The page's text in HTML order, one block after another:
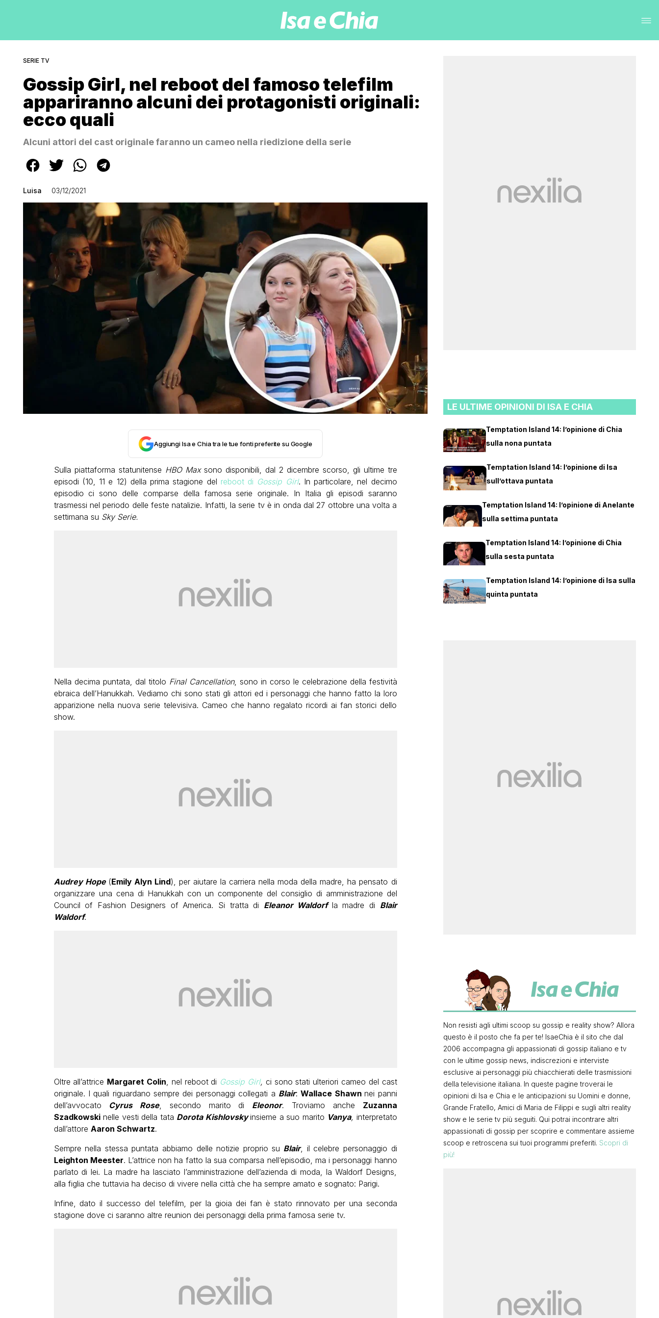
SERIE TV
Gossip Girl, nel reboot del famoso telefilm
appariranno alcuni dei protagonisti originali:
ecco quali
Alcuni attori del cast originale faranno un cameo nella riedizione della serie
Luisa 03/12/2021
Aggiungi Isa e Chia tra le tue fonti preferite su Google
Sulla piattaforma statunitense HBO Maxsono disponibili, dal 2 dicembre scorso, gli ultime tre
episodi (10, 11 e 12) della prima stagione del reboot di Gossip Girl. In particolare, nel decimo
episodio ci sono delle comparse della famosa serie originale. In Italia gli episodi saranno
trasmessi nel periodo delle feste natalizie. Infatti, la serie tv è in onda dal 27 ottobre una volta a
settimana su Sky Serie.
Nella decima puntata, dal titolo Final Cancellation, sono in corso le celebrazione della festività
ebraica dell’Hanukkah. Vediamo chi sono stati gli attori ed i personaggi che hanno fatto la loro
apparizione nella nuova serie televisiva. Cameo che hanno regalato ricordi ai fan storici dello
show.
Audrey Hope (Emily Alyn Lind), per aiutare la carriera nella moda della madre, ha pensato di
organizzare una cena di Hanukkah con un componente del consiglio di amministrazione del
Council of Fashion Designers of America. Si tratta di Eleanor Waldorf la madre di Blair
Waldorf.
Oltre all’attrice Margaret Colin, nel reboot di Gossip Girl, ci sono stati ulteriori cameo del cast
originale. I quali riguardano sempre dei personaggi collegati a Blair:Wallace Shawnnei panni
dell’avvocato Cyrus Rose, secondo marito di Eleonor. Troviamo anche Zuzanna
Szadkowskinelle vesti della tata Dorota Kishlovskyinsieme a suo marito Vanya, interpretato
dall’attore Aaron Schwartz.
Sempre nella stessa puntata abbiamo delle notizie proprio su Blair, il celebre personaggio di
Leighton Meester. L’attrice non ha fatto la sua comparsa nell’episodio, ma i personaggi hanno
parlato di lei. La madre ha lasciato l’amministrazione dell’azienda di moda, la Waldorf Designs,
alla figlia che tuttavia ha deciso di vivere nella città che ha sempre amato e sognato: Parigi.
Infine, dato il successo del telefilm, per la gioia dei fan è stato rinnovato per una seconda
stagione dove ci saranno altre reunion dei personaggi della prima famosa serie tv.
LE ULTIME OPINIONI DI ISA E CHIA
Temptation Island 14: l’opinione di Chia
sulla nona puntata
Temptation Island 14: l’opinione di Isa
sull’ottava puntata
Temptation Island 14: l’opinione di Anelante
sulla settima puntata
Temptation Island 14: l’opinione di Chia
sulla sesta puntata
Temptation Island 14: l’opinione di Isa sulla
quinta puntata
Non resisti agli ultimi scoop su gossip e reality show? Allora
questo è il posto che fa per te! IsaeChia è il sito che dal
2006 accompagna gli appassionati di gossip italiano e tv
con le ultime gossip news, indiscrezioni e interviste
esclusive ai personaggi più chiacchierati delle trasmissioni
della televisione italiana. In queste pagine troverai le
opinioni di Isa e Chia e le anticipazioni su Uomini e donne,
Grande Fratello, Amici di Maria de Filippi e sugli altri reality
show e le serie tv più seguiti. Qui potrai incontrare altri
appassionati di gossip per scoprire e commentare assieme
scoop e retroscena sui tuoi programmi preferiti. Scopri di
più!